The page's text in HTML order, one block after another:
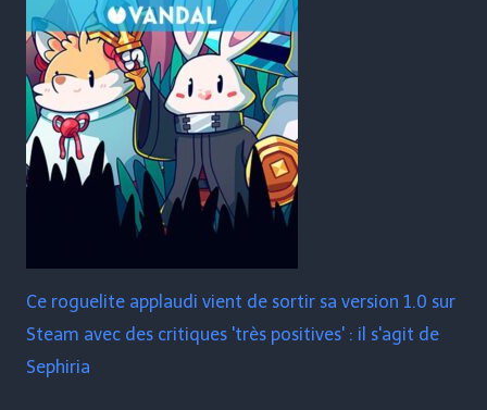
Ce roguelite applaudi vient de sortir sa version 1.0 sur
Steam avec des critiques 'très positives' : il s'agit de
Sephiria